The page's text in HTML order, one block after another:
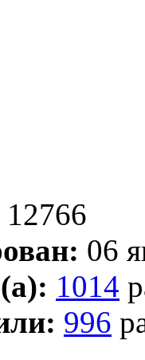
12766
06
1014
996